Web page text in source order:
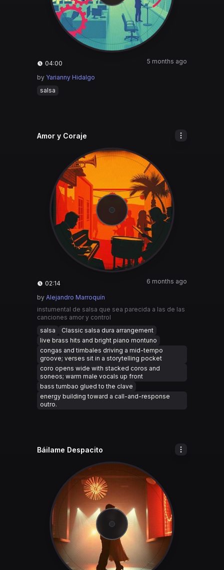
04:00 5 months ago
by Yarianny Hidalgo
salsa
Amor y Coraje
02:14 6 months ago
by Alejandro Marroquín
instumental de salsa que sea parecida a las de las
canciones amor y control
salsa
Classic salsa dura arrangement
live brass hits and bright piano montuno
congas and timbales driving a mid-tempo
groove; verses sit in a storytelling pocket
coro opens wide with stacked coros and
soneos; warm male vocals up front
bass tumbao glued to the clave
energy building toward a call-and-response
outro.
Báilame Despacito